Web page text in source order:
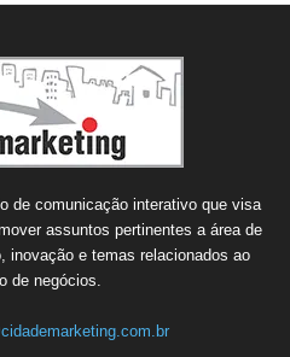
de comunicação interativo que visa
assuntos pertinentes a área de
inovação e temas relacionados ao
de negócios.